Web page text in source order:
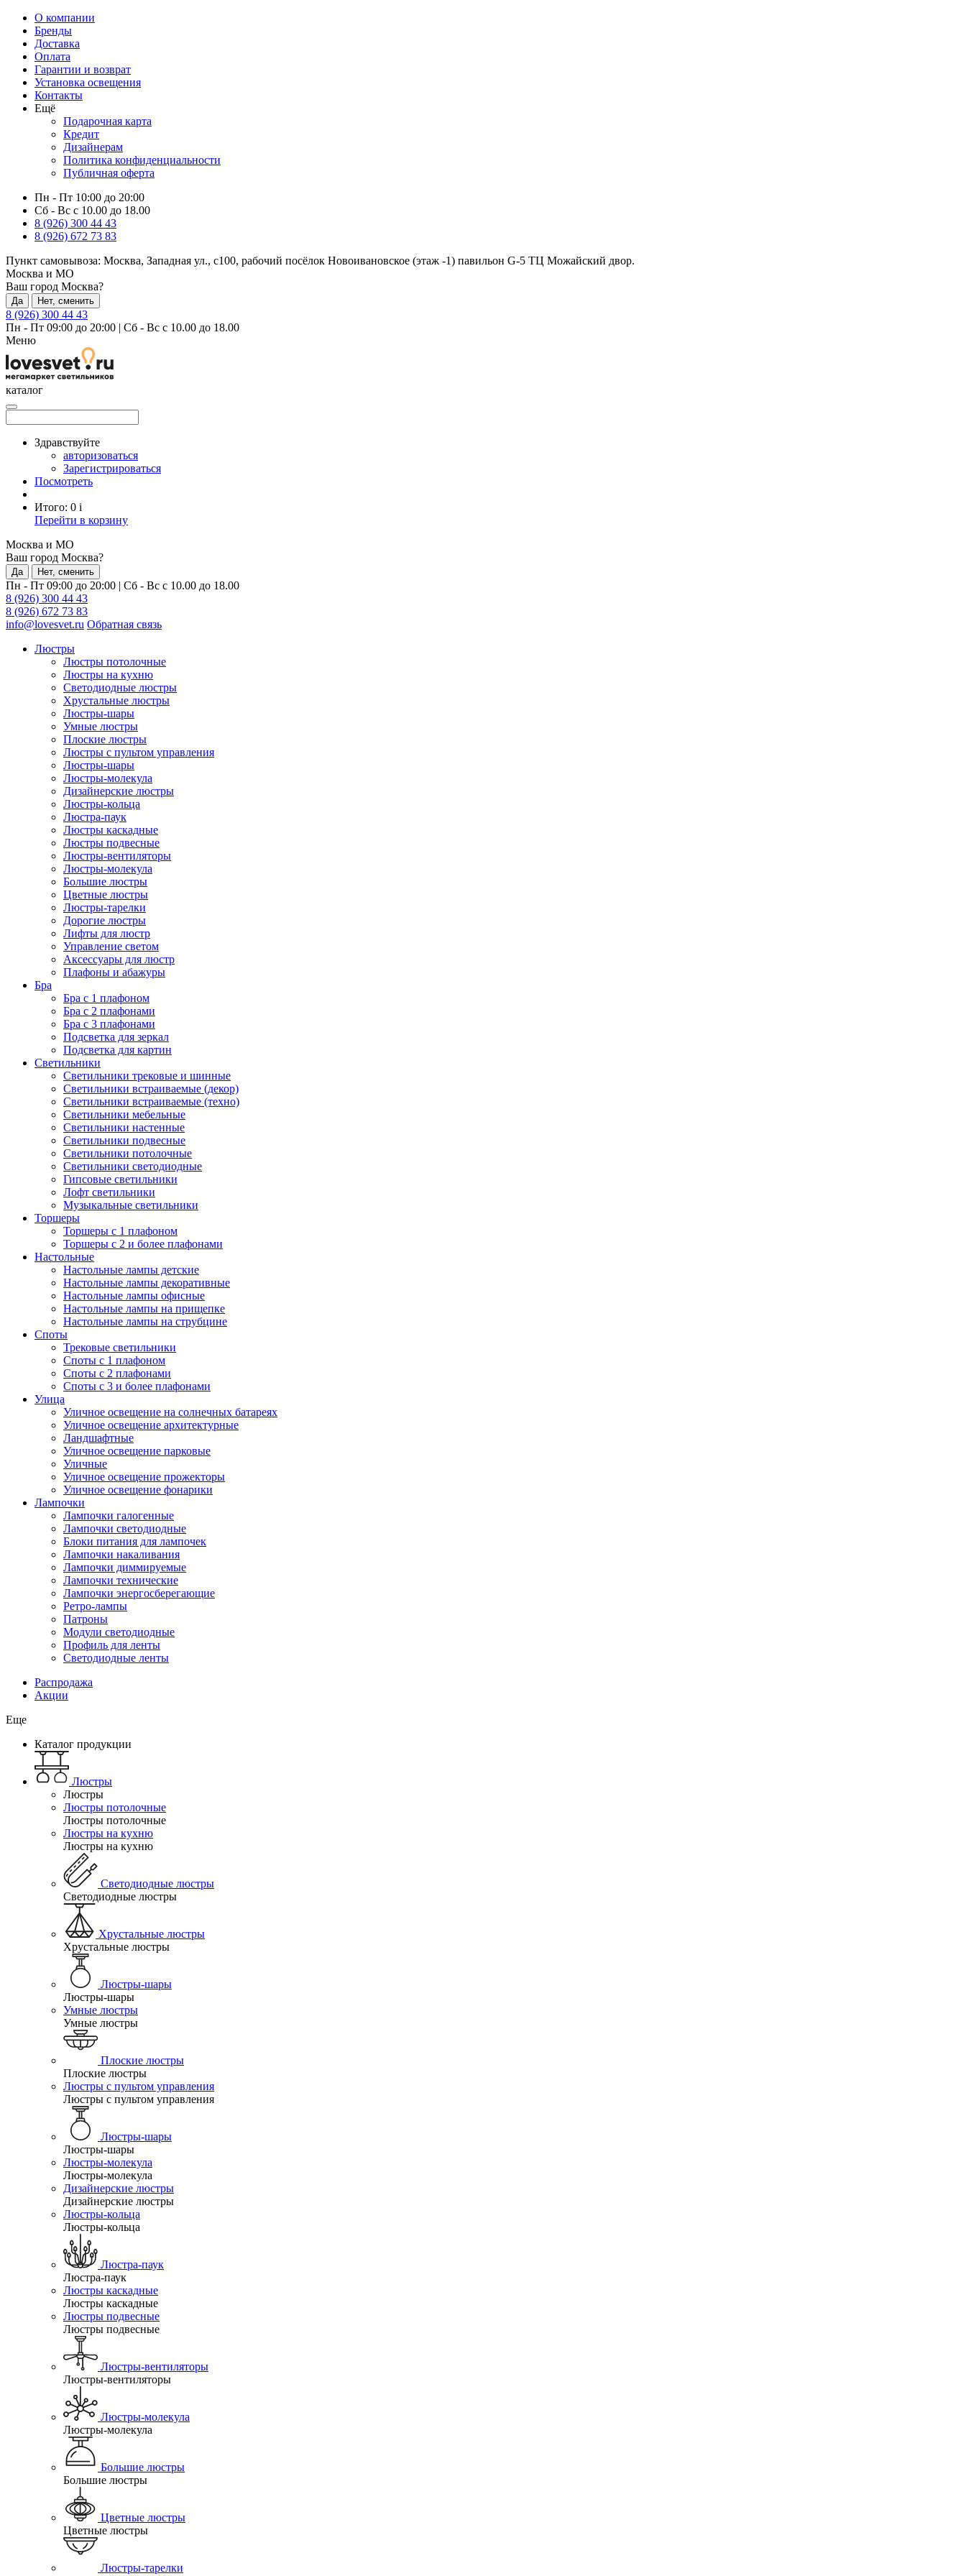
О компании
Бренды
Доставка
Оплата
Гарантии и возврат
Установка освещения
Контакты
Ещё
Подарочная карта
Кредит
Дизайнерам
Политика конфиденциальности
Публичная оферта
Пн - Пт 10:00 до 20:00
Сб - Вс с 10.00 до 18.00
8 (926) 300 44 43
8 (926) 672 73 83
Пункт самовывоза: Москва, Западная ул., с100, рабочий посёлок Новоивановское (этаж -1) павильон G-5 ТЦ Можайский двор.
Москва и МО
Ваш город Москва?
Да Нет, сменить
8 (926) 300 44 43
Пн - Пт 09:00 до 20:00 | Сб - Вс с 10.00 до 18.00
Меню
каталог
Здравствуйте
авторизоваться
Зарегистрироваться
Посмотреть
Итого: 0 i
Перейти в корзину
Москва и МО
Ваш город Москва?
Да Нет, сменить
Пн - Пт 09:00 до 20:00 | Сб - Вс с 10.00 до 18.00
8 (926) 300 44 43
8 (926) 672 73 83
info@lovesvet.ru Обратная связь
Люстры
Люстры потолочные
Люстры на кухню
Светодиодные люстры
Хрустальные люстры
Люстры-шары
Умные люстры
Плоские люстры
Люстры с пультом управления
Люстры-шары
Люстры-молекула
Дизайнерские люстры
Люстры-кольца
Люстра-паук
Люстры каскадные
Люстры подвесные
Люстры-вентиляторы
Люстры-молекула
Большие люстры
Цветные люстры
Люстры-тарелки
Дорогие люстры
Лифты для люстр
Управление светом
Аксессуары для люстр
Плафоны и абажуры
Бра
Бра с 1 плафоном
Бра с 2 плафонами
Бра с 3 плафонами
Подсветка для зеркал
Подсветка для картин
Светильники
Светильники трековые и шинные
Светильники встраиваемые (декор)
Светильники встраиваемые (техно)
Светильники мебельные
Светильники настенные
Светильники подвесные
Светильники потолочные
Светильники светодиодные
Гипсовые светильники
Лофт светильники
Музыкальные светильники
Торшеры
Торшеры с 1 плафоном
Торшеры с 2 и более плафонами
Настольные
Настольные лампы детские
Настольные лампы декоративные
Настольные лампы офисные
Настольные лампы на прищепке
Настольные лампы на струбцине
Споты
Трековые светильники
Споты с 1 плафоном
Споты с 2 плафонами
Споты с 3 и более плафонами
Улица
Уличное освещение на солнечных батареях
Уличное освещение архитектурные
Ландшафтные
Уличное освещение парковые
Уличные
Уличное освещение прожекторы
Уличное освещение фонарики
Лампочки
Лампочки галогенные
Лампочки светодиодные
Блоки питания для лампочек
Лампочки накаливания
Лампочки диммируемые
Лампочки технические
Лампочки энергосберегающие
Ретро-лампы
Патроны
Модули светодиодные
Профиль для ленты
Светодиодные ленты
Распродажа
Акции
Еще
Каталог продукции
Люстры
Люстры
Люстры потолочные
Люстры потолочные
Люстры на кухню
Люстры на кухню
Светодиодные люстры
Светодиодные люстры
Хрустальные люстры
Хрустальные люстры
Люстры-шары
Люстры-шары
Умные люстры
Умные люстры
Плоские люстры
Плоские люстры
Люстры с пультом управления
Люстры с пультом управления
Люстры-шары
Люстры-шары
Люстры-молекула
Люстры-молекула
Дизайнерские люстры
Дизайнерские люстры
Люстры-кольца
Люстры-кольца
Люстра-паук
Люстра-паук
Люстры каскадные
Люстры каскадные
Люстры подвесные
Люстры подвесные
Люстры-вентиляторы
Люстры-вентиляторы
Люстры-молекула
Люстры-молекула
Большие люстры
Большие люстры
Цветные люстры
Цветные люстры
Люстры-тарелки